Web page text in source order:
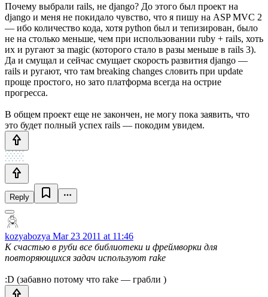
Почему выбрали rails, не django? До этого был проект на
django и меня не покидало чувство, что я пишу на ASP MVC 2
— ибо количество кода, хотя python был и тепизирован, было
не на столько меньше, чем при использовании ruby + rails, хоть
их и ругают за magic (которого стало в разы меньше в rails 3).
Да и смущал и сейчас смущает скорость развития django —
rails и ругают, что там breaking changes словить при update
проще простого, но зато платформа всегда на острие
прогресса.
В общем проект еще не закончен, не могу пока заявить, что
это будет полный успех rails — покодим увидем.
Reply
kozyabozya Mar 23 2011 at 11:46
К счастью в руби все библиотеки и фреймворки для
повторяющихся задач используют rake
:D (забавно потому что rake — грабли )